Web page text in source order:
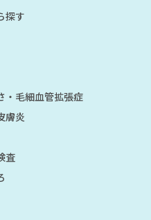
探す
毛細血管拡張症
膚炎
査